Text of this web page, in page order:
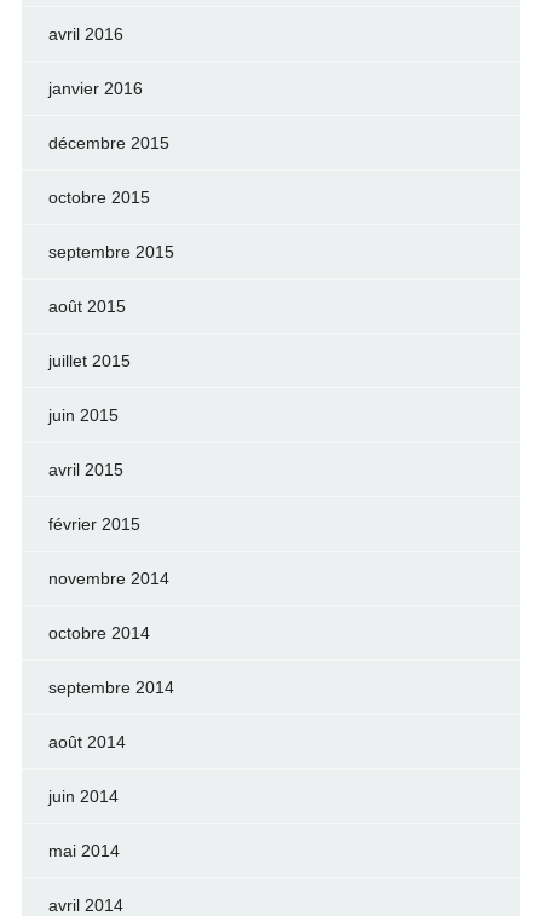
avril 2016
janvier 2016
décembre 2015
octobre 2015
septembre 2015
août 2015
juillet 2015
juin 2015
avril 2015
février 2015
novembre 2014
octobre 2014
septembre 2014
août 2014
juin 2014
mai 2014
avril 2014